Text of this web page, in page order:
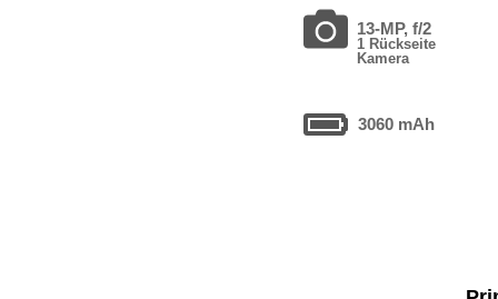
13-MP, f/2
1 Rückseite
Kamera
3060 mAh